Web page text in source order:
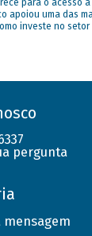
para o acesso
apoiou uma das
investe no setor
pergunta
mensagem